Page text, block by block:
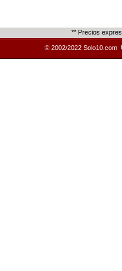
** Precios
© 2002/2022 Solo10.com